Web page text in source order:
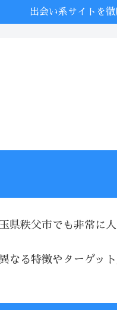
出会い系サイトを
秩父市でも非常に人
る特徴やターゲッ